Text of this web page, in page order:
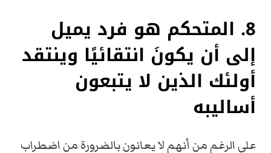
8. المتحكم هو فرد يميل
إلى أن يكونَ انتقائيًا وينتقد
أولئك الذين لا يتبعون
أساليبه
على الرغم من أنهم لا يعانون بالضرورة من اضطراب